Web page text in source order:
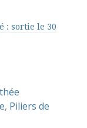
: sortie le 30
, Piliers de